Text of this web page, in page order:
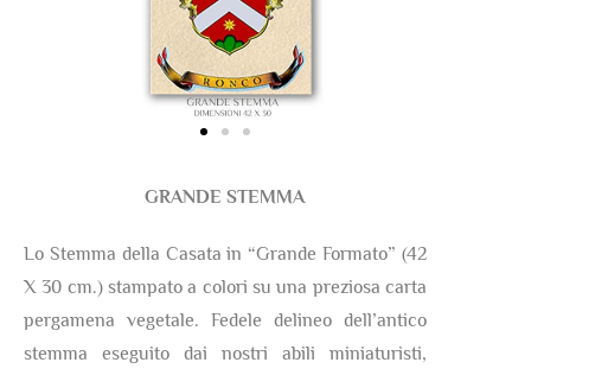
GRANDE STEMMA
Lo Stemma della Casata in “Grande Formato” (42
X 30 cm.) stampato a colori su una preziosa carta
pergamena vegetale. Fedele delineo dell’antico
stemma eseguito dai nostri abili miniaturisti,